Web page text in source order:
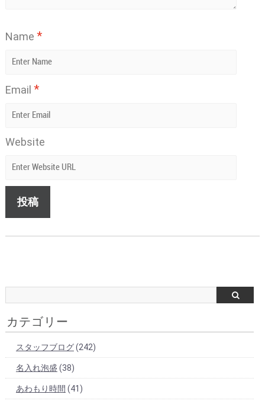
Name *
Email *
Website
カテゴリー
スタッフブログ(242)
名入れ泡盛 (38)
あわもり時間 (41)